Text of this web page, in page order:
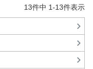
13件中 1-13件表示